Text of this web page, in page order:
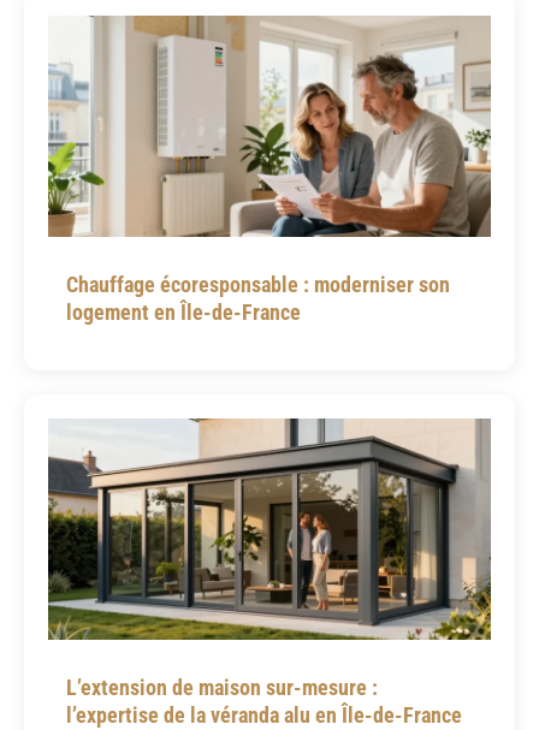
Chauffage écoresponsable : moderniser son
logement en Île-de-France
L’extension de maison sur-mesure :
l’expertise de la véranda alu en Île-de-France